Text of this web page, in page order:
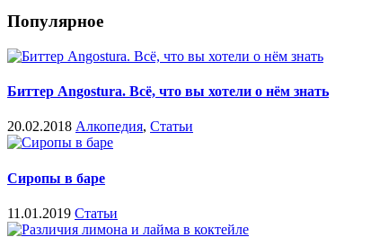
Популярное
Биттер Angostura. Всё, что вы хотели о нём знать
20.02.2018 Алкопедия, Статьи
Сиропы в баре
11.01.2019 Статьи